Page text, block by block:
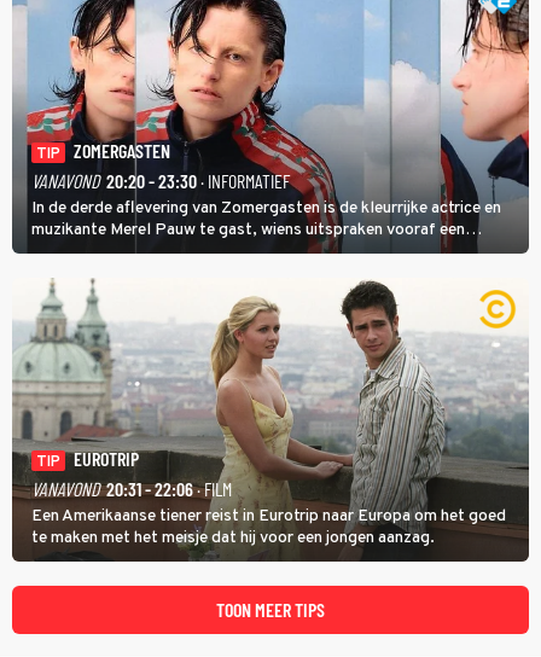
TIP
ZOMERGASTEN
VANAVOND 20:20 - 23:30· INFORMATIEF
In de derde aflevering van Zomergasten is de kleurrijke actrice en
muzikante Merel Pauw te gast, wiens uitspraken vooraf een
boeiende avond beloven: 'Mijn ideale televisieavond is zoals mijn
identiteit: grenzeloos, absurd en vol angsten'.
TIP
EUROTRIP
VANAVOND 20:31 - 22:06· FILM
Een Amerikaanse tiener reist in Eurotrip naar Europa om het goed
te maken met het meisje dat hij voor een jongen aanzag.
TOON MEER TIPS